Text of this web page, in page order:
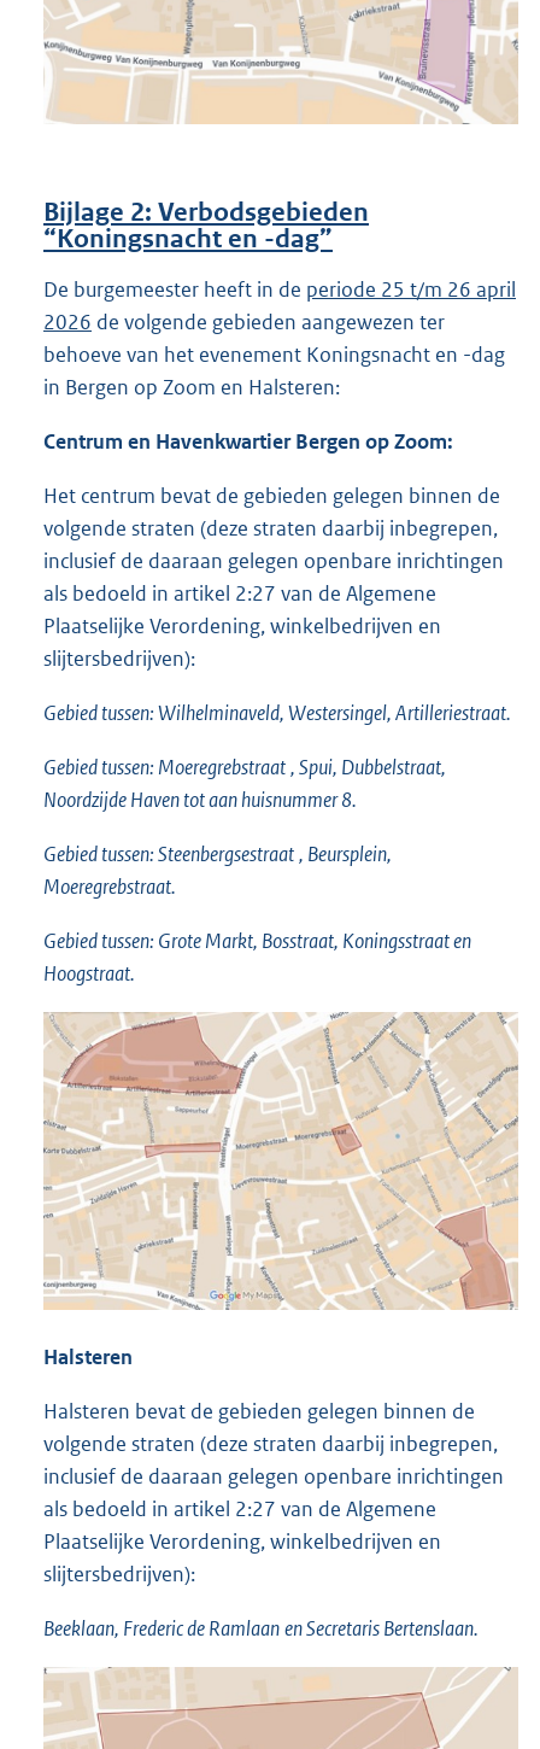
Bijlage 2: Verbodsgebieden
“Koningsnacht en -dag”
De burgemeester heeft in de periode 25 t/m 26 april
2026 de volgende gebieden aangewezen ter
behoeve van het evenement Koningsnacht en -dag
in Bergen op Zoom en Halsteren:
Centrum en Havenkwartier Bergen op Zoom:
Het centrum bevat de gebieden gelegen binnen de
volgende straten (deze straten daarbij inbegrepen,
inclusief de daaraan gelegen openbare inrichtingen
als bedoeld in artikel 2:27 van de Algemene
Plaatselijke Verordening, winkelbedrijven en
slijtersbedrijven):
Gebied tussen: Wilhelminaveld, Westersingel, Artilleriestraat.
Gebied tussen: Moeregrebstraat, Spui, Dubbelstraat,
Noordzijde Haven tot aan huisnummer 8.
Gebied tussen:Steenbergsestraat, Beursplein,
Moeregrebstraat.
Gebied tussen: Grote Markt, Bosstraat, Koningsstraat en
Hoogstraat.
Halsteren
Halsteren bevat de gebieden gelegen binnen de
volgende straten (deze straten daarbij inbegrepen,
inclusief de daaraan gelegen openbare inrichtingen
als bedoeld in artikel 2:27 van de Algemene
Plaatselijke Verordening, winkelbedrijven en
slijtersbedrijven):
Beeklaan, Frederic deRamlaanen Secretaris Bertenslaan.